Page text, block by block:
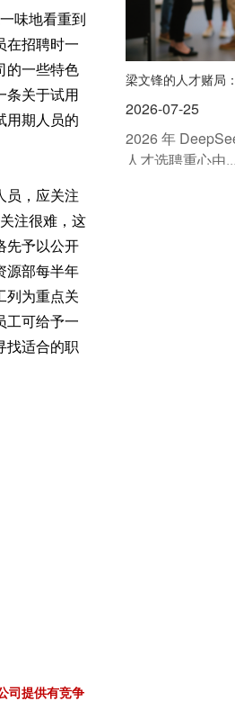
味地看重到
在招聘时一
的一些特色
条关于试用
用期人员的
员，应关注
注很难，这
先予以公开
源部每半年
列为重点关
工可给予一
找适合的职
司提供有竞争
梁文锋的人才赌局
2026-07-25
2026 年
人才选聘重心由...